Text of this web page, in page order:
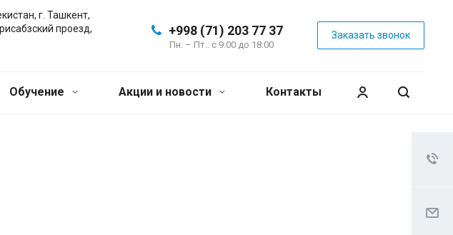
+998 (71) 203 77 37
Пн. – Пт.: с 9:00 до 18:00
Заказать звонок
г. Ташкент,
проезд,
Обучение Акции и новости Контакты